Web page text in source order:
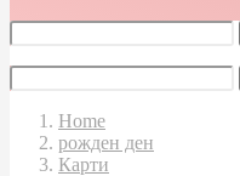
Home
рожден ден
Карти